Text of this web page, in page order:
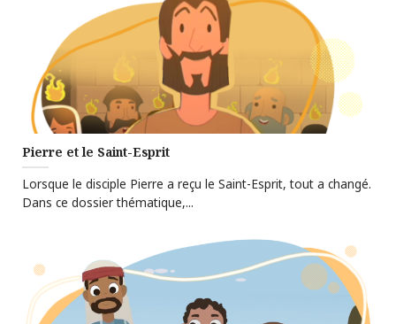
Pierre et le Saint-Esprit
Lorsque le disciple Pierre a reçu le Saint-Esprit, tout a changé.
Dans ce dossier thématique,...